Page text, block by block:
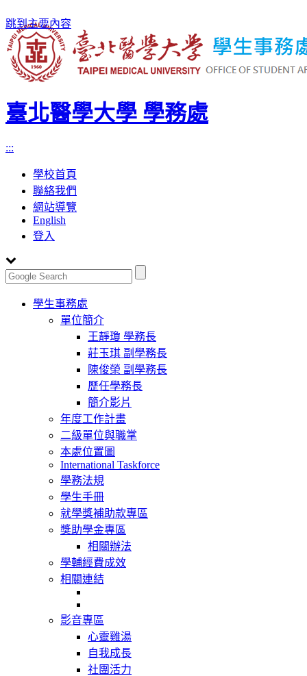
跳到主要內容
臺北醫學大學 學務處
:::
學校首頁
聯絡我們
網站導覽
English
登入
Toggle
navigation
學生事務處
單位簡介
王靜瓊 學務長
莊玉琪 副學務長
陳俊榮 副學務長
歷任學務長
簡介影片
年度工作計畫
二級單位與職掌
本處位置圖
International Taskforce
學務法規
學生手冊
就學獎補助款專區
獎助學金專區
相關辦法
學輔經費成效
相關連結
影音專區
心靈雞湯
自我成長
社團活力